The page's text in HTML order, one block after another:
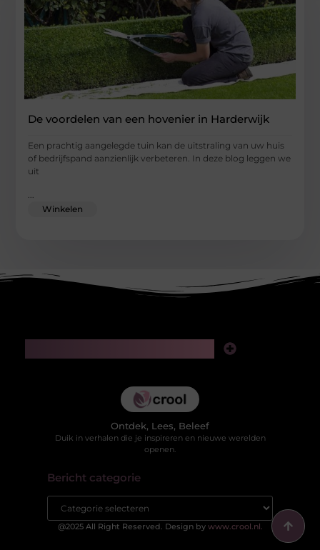
De voordelen van een hovenier in Harderwijk
Een prachtig aangelegde tuin kan de uitstraling van uw huis
of bedrijfspand aanzienlijk verbeteren. In deze blog leggen we
uit
Winkelen
Ontdek, Lees, Beleef
Duik in verhalen die je inspireren en nieuwe werelden
openen.
Bericht categorie
@2025 All Right Reserved. Design by www.crool.nl.